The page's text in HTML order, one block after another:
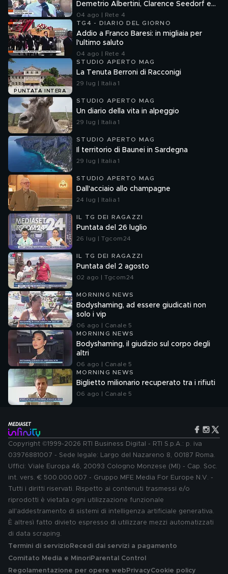
Demetrio Albertini, Clarence Seedorf e
Giovanni Galli
04 ago | Rete 4
TG4 - DIARIO DEL GIORNO
Addio a Franco Baresi: in migliaia per
l'ultimo saluto
04 ago | Rete 4
PUNTATA INTERA
STUDIO APERTO MAG
La Tenuta Berroni di Racconigi
29 lug | Italia 1
STUDIO APERTO MAG
Un diario della vita in alpeggio
29 lug | Italia 1
STUDIO APERTO MAG
Il territorio di Baunei in Sardegna
29 lug | Italia 1
STUDIO APERTO MAG
Dall'acciaio allo champagne
24 lug | Italia 1
IL TG DEI RAGAZZI
Puntata del 26 luglio
26 lug | Tgcom24
IL TG DEI RAGAZZI
Puntata del 2 agosto
02 ago | Tgcom24
MORNING NEWS
Bodyshaming, ad essere giudicati non
solo i vip
06 ago | Canale 5
MORNING NEWS
Bodyshaming, il giudizio sul corpo degli
altri
06 ago | Canale 5
MORNING NEWS
Biglietto milionario recuperato tra i rifiuti
06 ago | Canale 5
Copyright ©1999-2026 RTI Business Digital - RTI S.p.A.: p. iva
03976881007 - Sede legale: Largo del Nazareno 8, 00187 Roma.
Uffici: Viale Europa 46, 20093 Cologno Monzese (MI) - Cap. Soc.
int. vers. € 500.000.007 - Gruppo MFE Media For Europe N.V. -
Tutti i diritti riservati. Rispetto ai contenuti trasmessi e/o
riprodotti è vietata ogni utilizzazione funzionale
all'addestramento di sistemi di intelligenza artificiale generativa.
È altresì fatto divieto espresso di utilizzare mezzi automatizzati
di data scraping.
Termini di servizio Recedi dai servizi a pagamento
Comitato Media e MinoriParental Control
Regolamentazione per opere web PrivacyCookie policy